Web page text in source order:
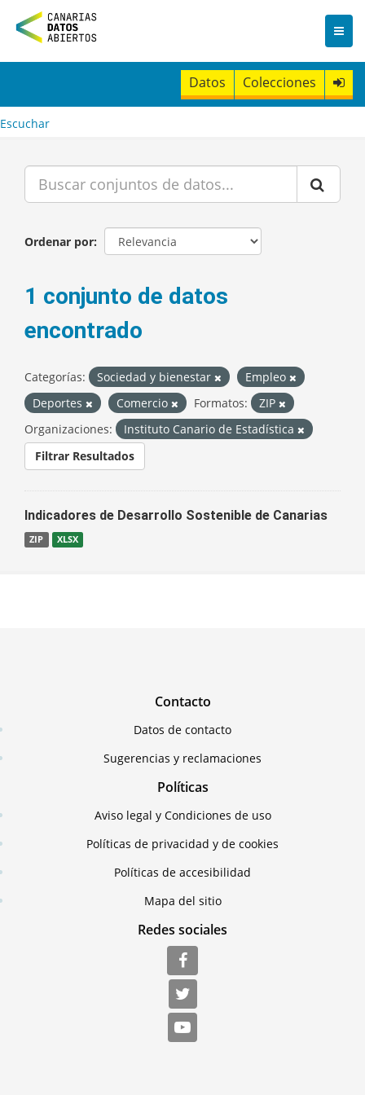
n
t
Datos Colecciones
Escuchar
Ordenar por
1 conjunto de datos
encontrado
Categorías: Sociedad y bienestar
Empleo
Deportes
Comercio Formatos:
ZIP
Organizaciones:
Instituto Canario de Estadística
Filtrar Resultados
Indicadores de Desarrollo Sostenible de Canarias
ZIP XLSX
Contacto
Datos de contacto
Sugerencias y reclamaciones
Políticas
Aviso legal y Condiciones de uso
Políticas de privacidad y de cookies
Políticas de accesibilidad
Mapa del sitio
Redes sociales